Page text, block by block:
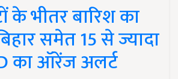
के भीतर बारिश का
समेत 15 से ज्यादा
का ऑरेंज अलर्ट